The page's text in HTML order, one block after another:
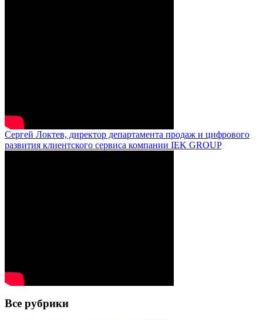
Сергей Локтев, директор департамента продаж и цифрового
развития клиентского сервиса компании IEK GROUP
Все рубрики